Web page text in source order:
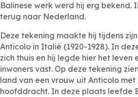
Balinese werk werd hij erg bekend.
terug naar Nederland.
Deze tekening maakte hij tijdens
Anticolo in Italië (1920-1928). In
zich thuis en hij legde hier het leven
inwoners vast. Op deze tekening
land van een vrouw uit Anticolo
hoofddracht. In deze plaats leefde